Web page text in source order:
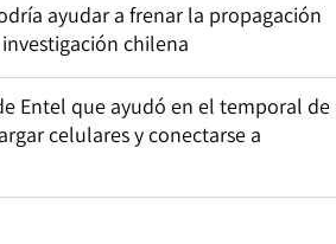
ayudar a frenar la propagación
chilena
Entel que ayudó en el temporal de
celulares y conectarse a